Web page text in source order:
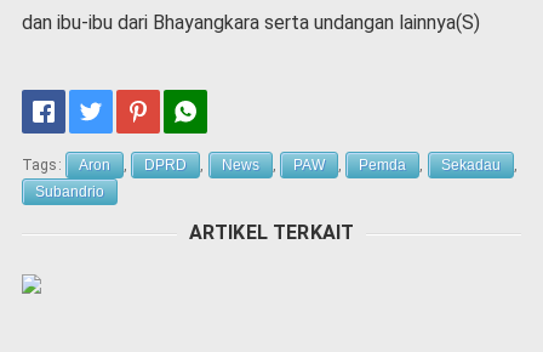
dan ibu-ibu dari Bhayangkara serta undangan lainnya(S)
Tags: Aron , DPRD , News , PAW , Pemda , Sekadau
,
Subandrio
ARTIKEL TERKAIT